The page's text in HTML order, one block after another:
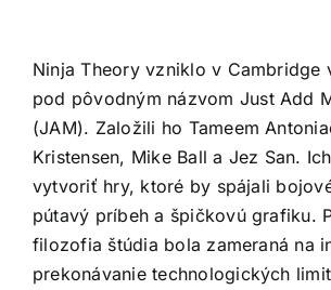
Ninja Theory vzniklo v Cambridge
pod pôvodným názvom Just Add
(JAM). Založili ho Tameem
Kristensen, Mike Ball a Jez San.
vytvoriť hry, ktoré by spájali
pútavý príbeh a špičkovú grafiku.
filozofia štúdia bola zameraná na
prekonávanie technologických